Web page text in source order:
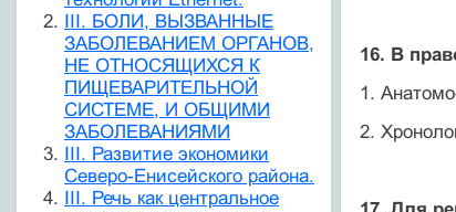
16. В
1.
2.
III. БОЛИ, ВЫЗВАННЫЕ
ЗАБОЛЕВАНИЕМ ОРГАНОВ,
НЕ ОТНОСЯЩИХСЯ К
ПИЩЕВАРИТЕЛЬНОЙ
СИСТЕМЕ, И ОБЩИМИ
ЗАБОЛЕВАНИЯМИ
III. Развитие экономики
Северо-Енисейского района.
III. Речь как центральное